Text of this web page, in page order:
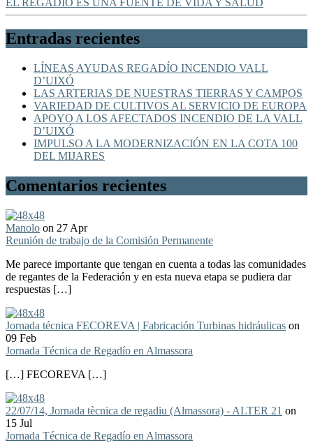
Entradas recientes
LÍNEAS AYUDAS REGADÍO INCENDIO VALL
D’UIXÓ
LAS ARTERIAS DE NUESTRAS TIERRAS Y CAMPOS
VARIEDAD DE CULTIVOS AL SERVICIO DE EUROPA
APOYO A LOS AFECTADOS INCENDIO DE LA VALL
D’UIXÓ
IMPULSO A LA MODERNIZACIÓN EN LA COTA 100
DEL MIJARES
Comentarios recientes
Manolo on 27 Apr
Reunión de trabajo de la Comisión Permanente
Me parece importante que tengan en cuenta a todas las comunidades
de regantes de la Federación y en esta nueva etapa se pudiera dar
respuestas […]
Jornada técnica FECOREVA | Fabricación Turbinas hidráulicas on
09 Feb
Jornada Técnica de Regadío en Almassora
[…] FECOREVA […]
22/07/14, Jornada tècnica de regadiu (Almassora) - ALTER 21 on
15 Jul
Jornada Técnica de Regadío en Almassora